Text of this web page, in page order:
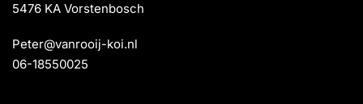
5476 KA Vorstenbosch
Peter@vanrooij-koi.nl
06-18550025